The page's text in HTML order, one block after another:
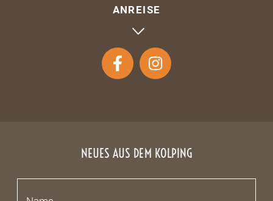
ANREISE
NEUES AUS DEM KOLPING